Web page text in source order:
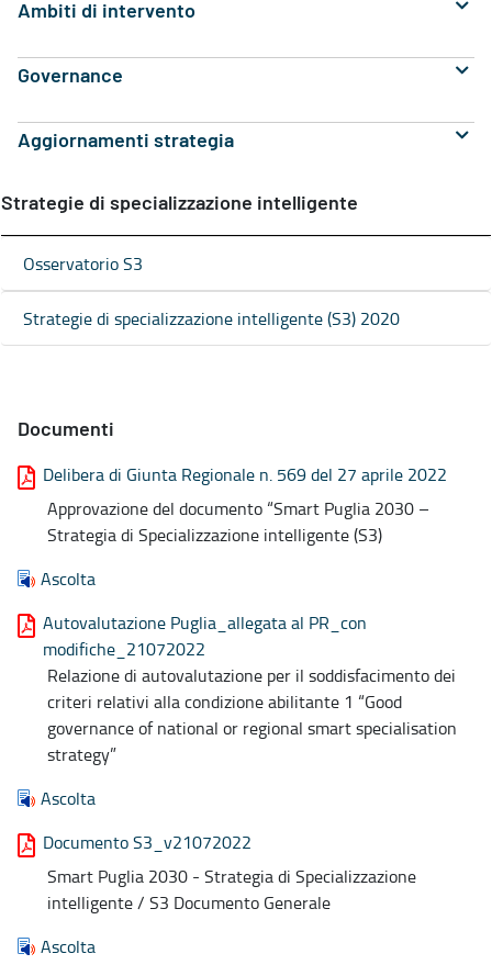
Ambiti di intervento
Governance
Aggiornamenti strategia
Strategie di specializzazione intelligente
Osservatorio S3
Strategie di specializzazione intelligente (S3) 2020
Documenti
Delibera di Giunta Regionale n. 569 del 27 aprile 2022
Approvazione del documento “Smart Puglia 2030 –
Strategia di Specializzazione intelligente (S3)
Ascolta
Autovalutazione Puglia_allegata al PR_con
modifiche_21072022
Relazione di autovalutazione per il soddisfacimento dei
criteri relativi alla condizione abilitante 1 “Good
governance of national or regional smart specialisation
strategy”
Ascolta
Documento S3_v21072022
Smart Puglia 2030 - Strategia di Specializzazione
intelligente / S3 Documento Generale
Ascolta